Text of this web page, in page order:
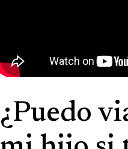
¿Puedo